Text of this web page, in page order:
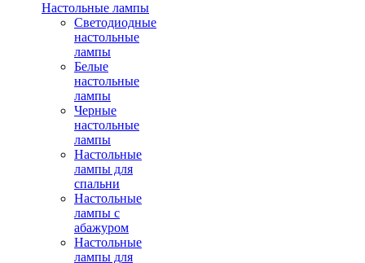
Настольные лампы
Светодиодные
настольные
лампы
Белые
настольные
лампы
Черные
настольные
лампы
Настольные
лампы для
спальни
Настольные
лампы с
абажуром
Настольные
лампы для